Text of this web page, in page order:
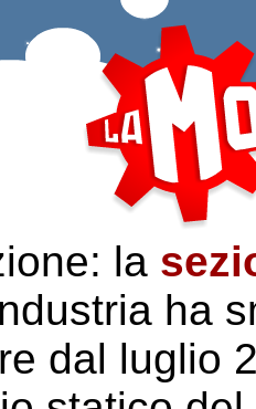
la
ha
dal luglio